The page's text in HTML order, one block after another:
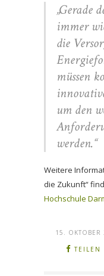
„Gerade
immer
die
müssen
um den
werden.“
Weitere
die Zukunft“
Hochschule
15. OKTOBER
TEILEN